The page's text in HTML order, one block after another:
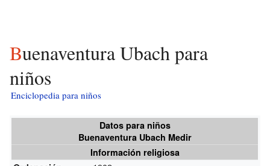
Buenaventura Ubach para
niños
Enciclopedia para niños
Datos para niños
Buenaventura Ubach Medir
Información religiosa